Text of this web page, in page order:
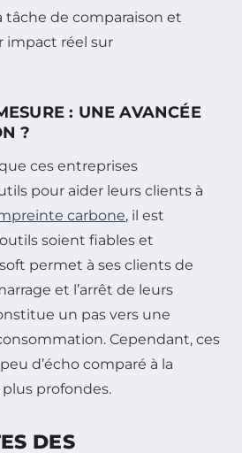
de comparaison et
impact réel sur
: UNE AVANCÉE
?
ces entreprises
pour aider leurs clients à
carbone, il est
soient fiables et
permet à ses clients de
et l’arrêt de leurs
un pas vers une
Cependant, ces
d’écho comparé à la
plus profondes.
DES